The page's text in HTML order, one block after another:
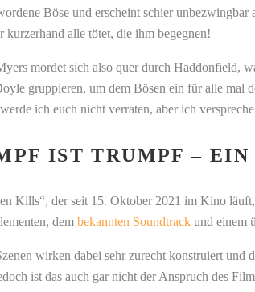
Böse und erscheint schier unbezwingbar
kurzerhand alle tötet, die ihm begegnen!
mordet sich also quer durch Haddonfield,
gruppieren, um dem Bösen ein für alle mal
ich euch nicht verraten, aber ich
IST TRUMPF –
Kills“, der seit 15. Oktober 2021 im Kino
dem bekannten Soundtrack und einem
wirken dabei sehr zurecht konstruiert und
ist das auch gar nicht der Anspruch des